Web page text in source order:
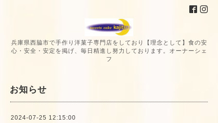
兵庫県西脇市で手作り洋菓子専門店をしており【理念として】食の安
心・安全・安定を掲げ、毎日精進し努力しております。オーナーシェ
フ
お知らせ
2024-07-25 12:15:00